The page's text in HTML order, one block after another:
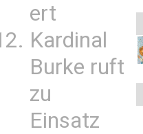
ert
Kardinal
Burke ruft
zu
Einsatz